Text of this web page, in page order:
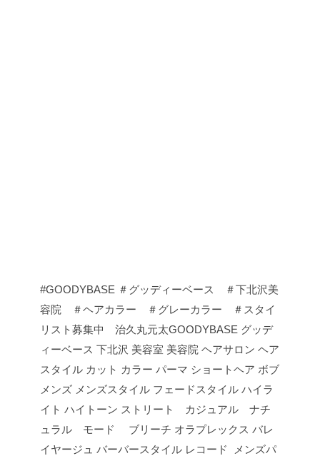
#GOODYBASE ＃グッディーベース ＃下北沢美
容院 ＃ヘアカラー ＃グレーカラー ＃スタイ
リスト募集中 治久丸元太GOODYBASE グッデ
ィーベース 下北沢 美容室 美容院 ヘアサロン ヘア
スタイル カット カラー パーマ ショートヘア ボブ
メンズ メンズスタイル フェードスタイル ハイラ
イト ハイトーン ストリート カジュアル ナチ
ュラル モード ブリーチ オラプレックス バレ
イヤージュ バーバースタイル レコード メンズパ